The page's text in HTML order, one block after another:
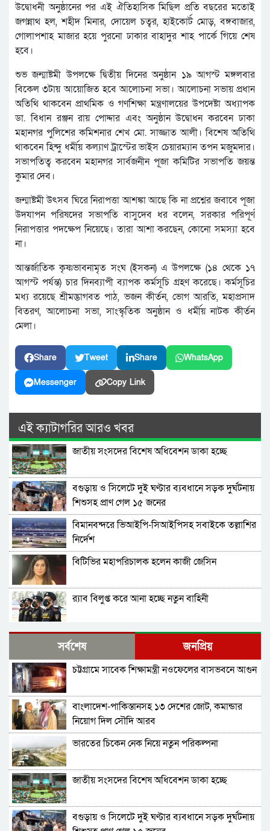
উদ্বোধনী অনুষ্ঠানের পর এই ঐতিহাসিক মিছিল প্রতি বছরের মতোই
জগন্নাথ হল, শহীদ মিনার, দোয়েল চত্বর, হাইকোর্ট মোড়, বঙ্গবাজার,
গোলাপশাহ মাজার হয়ে পুরনো ঢাকার বাহাদুর শাহ পার্কে গিয়ে শেষ
হবে।
শুভ জন্মাষ্টমী উপলক্ষে দ্বিতীয় দিনের অনুষ্ঠান ১৯ আগস্ট মঙ্গলবার
বিকেল ৩টায় আয়োজিত হবে আলোচনা সভা। আলোচনা সভায় প্রধান
অতিথি থাকবেন প্রাথমিক ও গণশিক্ষা মন্ত্রণালয়ের উপদেষ্টা অধ্যাপক
ডা. বিধান রঞ্জন রায় পোদ্দার এবং অনুষ্ঠান উদ্বোধন করবেন ঢাকা
মহানগর পুলিশের কমিশনার শেখ মো. সাজ্জাত আলী। বিশেষ অতিথি
থাকবেন হিন্দু ধর্মীয় কল্যাণ ট্রাস্টের ভাইস চেয়ারম্যান তপন মজুমদার।
সভাপতিত্ব করবেন মহানগর সার্বজনীন পূজা কমিটির সভাপতি জয়ন্ত
কুমার দেব।
জন্মাষ্টমী উৎসব ঘিরে নিরাপত্তা আশঙ্কা আছে কি না প্রশ্নের জবাবে পূজা
উদযাপন পরিষদের সভাপতি বাসুদেব ধর বলেন, সরকার পরিপূর্ণ
নিরাপত্তার পদক্ষেপ নিয়েছে। তারা আশা করছেন, কোনো সমস্যা হবে
না।
আন্তর্জাতিক কৃষ্ণভাবনামৃত সংঘ (ইসকন) এ উপলক্ষে (১৪ থেকে ১৭
আগস্ট পর্যন্ত) চার দিনব্যাপী ব্যাপক কর্মসূচি গ্রহণ করেছে। কর্মসূচির
মধ্য রয়েছে শ্রীমদ্ভাগবত পাঠ, ভজন কীর্তন, ভোগ আরতি, মহাপ্রসাদ
বিতরণ, আলোচনা সভা, সাংস্কৃতিক অনুষ্ঠান ও ধর্মীয় নাটক কীর্তন
মেলা।
Share Tweet Share WhatsApp
Messenger Copy Link
এই ক্যাটাগরির আরও খবর
জাতীয় সংসদের বিশেষ অধিবেশন ডাকা হচ্ছে
বগুড়ায় ও সিলেটে দুই ঘণ্টার ব্যবধানে সড়ক দুর্ঘটনায়
শিশুসহ প্রাণ গেল ১৫ জনের
বিমানবন্দরে ভিআইপি-সিআইপিসহ সবাইকে তল্লাশির
নির্দেশ
বিটিভির মহাপরিচালক হলেন কাজী জেসিন
র‍্যাব বিলুপ্ত করে আনা হচ্ছে নতুন বাহিনী
ভারত সফরের সিদ্ধান্ত প্রধানমন্ত্রী নেবেন: পররাষ্ট্র
প্রতিমন্ত্রী
সচিব পদে পদোন্নতি পেলেন জেসমিন নাহার
পুলিশের ৭ কর্মকর্তাকে বদলি
পাইপলাইনের মাধ্যমে ভারত থেকে আরও বেশি
যথাযোগ্য মর্যাদায় সিলেটে জুলাই গণঅভ্যুত্থান দিবস
শেখ হাসিনাকে কথা বলতে দেওয়া দুই দেশের
সর্বশেষ জনপ্রিয়
চট্টগ্রামে সাবেক শিক্ষামন্ত্রী নওফেলের বাসভবনে আগুন
বাংলাদেশ-পাকিস্তানসহ ১৩ দেশের জোট, কমান্ডার
নিয়োগ দিল সৌদি আরব
ভারতের চিকেন নেক নিয়ে নতুন পরিকল্পনা
জাতীয় সংসদের বিশেষ অধিবেশন ডাকা হচ্ছে
বগুড়ায় ও সিলেটে দুই ঘণ্টার ব্যবধানে সড়ক দুর্ঘটনায়